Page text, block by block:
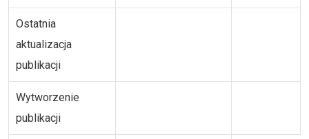
Ostatnia
aktualizacja
publikacji
Wytworzenie
publikacji